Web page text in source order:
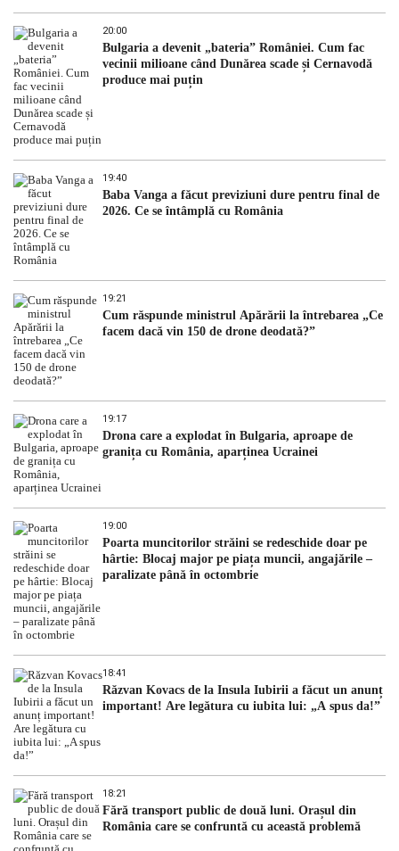
20:00
Bulgaria a devenit „bateria” României. Cum fac
vecinii milioane când Dunărea scade și Cernavodă
produce mai puțin
19:40
Baba Vanga a făcut previziuni dure pentru final de
2026. Ce se întâmplă cu România
19:21
Cum răspunde ministrul Apărării la întrebarea „Ce
facem dacă vin 150 de drone deodată?”
19:17
Drona care a explodat în Bulgaria, aproape de
granița cu România, aparținea Ucrainei
19:00
Poarta muncitorilor străini se redeschide doar pe
hârtie: Blocaj major pe piața muncii, angajările –
paralizate până în octombrie
18:41
Răzvan Kovacs de la Insula Iubirii a făcut un anunț
important! Are legătura cu iubita lui: „A spus da!”
18:21
Fără transport public de două luni. Orașul din
România care se confruntă cu această problemă